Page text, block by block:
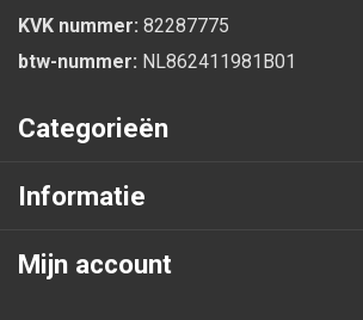
KVK nummer: 82287775
btw-nummer: NL862411981B01
Categorieën
Informatie
Mijn account